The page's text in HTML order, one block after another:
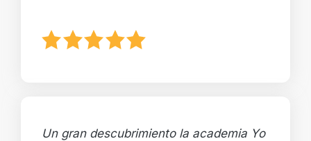
Un gran descubrimiento la academia Yo